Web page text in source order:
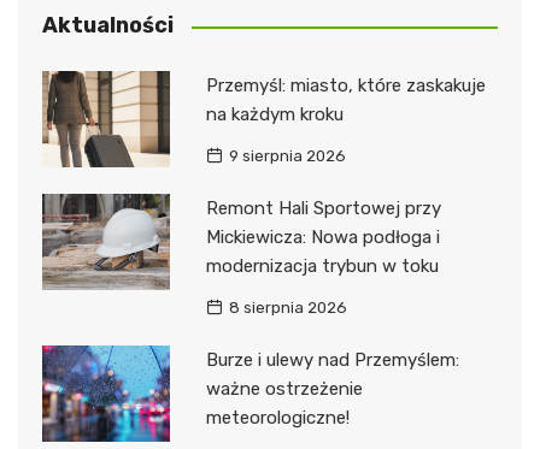
Aktualności
Przemyśl: miasto, które zaskakuje
na każdym kroku
9 sierpnia 2026
Remont Hali Sportowej przy
Mickiewicza: Nowa podłoga i
modernizacja trybun w toku
8 sierpnia 2026
Burze i ulewy nad Przemyślem:
ważne ostrzeżenie
meteorologiczne!